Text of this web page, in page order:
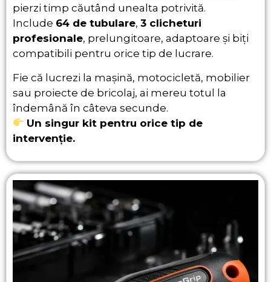
pierzi timp căutând unealta potrivită.
Include 64 de tubulare, 3 clicheturi
profesionale, prelungitoare, adaptoare și biți
compatibili pentru orice tip de lucrare.
Fie că lucrezi la mașină, motocicletă, mobilier
sau proiecte de bricolaj, ai mereu totul la
îndemână în câteva secunde.
Un singur kit pentru orice tip de
intervenție.